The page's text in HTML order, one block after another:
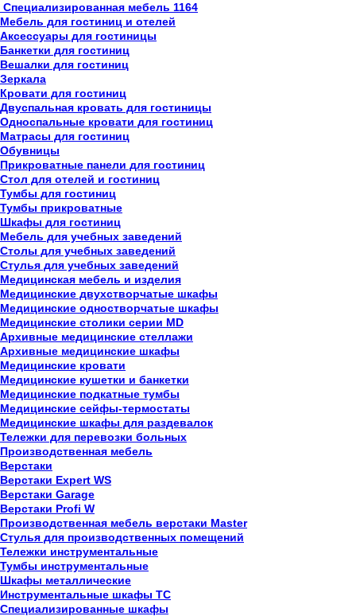
Специализированная мебель 1164
Мебель для гостиниц и отелей
Аксессуары для гостиницы
Банкетки для гостиниц
Вешалки для гостиниц
Зеркала
Кровати для гостиниц
Двуспальная кровать для гостиницы
Односпальные кровати для гостиниц
Матрасы для гостиниц
Обувницы
Прикроватные панели для гостиниц
Стол для отелей и гостиниц
Тумбы для гостиниц
Тумбы прикроватные
Шкафы для гостиниц
Мебель для учебных заведений
Столы для учебных заведений
Стулья для учебных заведений
Медицинская мебель и изделия
Медицинские двухстворчатые шкафы
Медицинские одностворчатые шкафы
Медицинские столики серии MD
Архивные медицинские стеллажи
Архивные медицинские шкафы
Медицинские кровати
Медицинские кушетки и банкетки
Медицинские подкатные тумбы
Медицинские сейфы-термостаты
Медицинские шкафы для раздевалок
Тележки для перевозки больных
Производственная мебель
Верстаки
Верстаки Expert WS
Верстаки Garage
Верстаки Profi W
Производственная мебель верстаки Master
Стулья для производственных помещений
Тележки инструментальные
Тумбы инструментальные
Шкафы металлические
Инструментальные шкафы ТС
Специализированные шкафы